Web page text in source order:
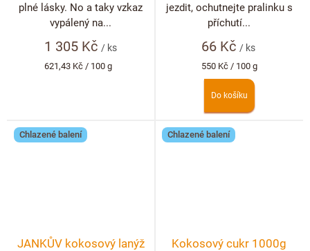
1 305 Kč/ ks
Měrná
621,43 Kč / 100 g
plné lásky. No a taky vzkaz
vypálený na...
66 Kč / ks
Měrná
cena:
550 Kč / 100 g
Do košíku
jezdit, ochutnejte pralinku s
příchutí...
Chlazené balení
JANKŮV kokosový lanýž
Chlazené balení
Kokosový cukr 1000g